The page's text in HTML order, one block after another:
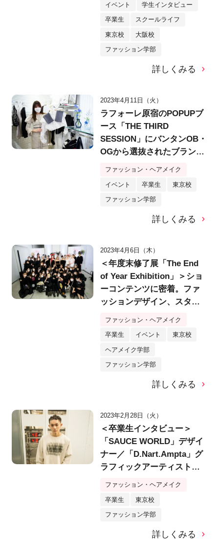
示会を実施！【バンタンデ
ザイン研究所】
イベント 学生インタビュー
卒業生 スクールライフ
東京校 大阪校
ファッション学部
詳しくみる
2023年4月11日（火）
ラフォーレ原宿のPOPUPブ
ース「THE THIRD
SESSION」にバンタンOB・
OGから選抜されたブランド
ファッション・ヘアメイク
イベント 卒業生 東京校
ファッション学部
詳しくみる
2023年4月6日（木）
＜年度末修了展「The End
of Year Exhibition」＞ショ
ーコンテンツに密着。ファ
ッションデザイン、スタイ
ンタンデザイン研究所】
ファッション・ヘアメイク
卒業生 イベント 東京校
ヘアメイク学部
ファッション学部
詳しくみる
2023年2月28日（火）
＜卒業生インタビュー＞
「SAUCE WORLD」デザイ
ナー／「D.Nart.Ampta」グ
ラフィックアーティスト。
村上 勝也さん【バンタンデ
ザイン研究所】
ファッション・ヘアメイク
卒業生 東京校
ファッション学部
詳しくみる